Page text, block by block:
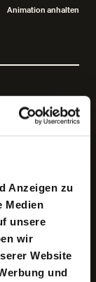
Anzeigen zu
Medien
unsere
wir
Website
und
Animation anhalten
Autorin Liz
in
eine
von ihrem
Mushroom
und verstößt